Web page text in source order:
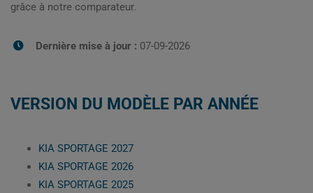
grâce à notre comparateur.
Dernière mise à jour : 07-09-2026
VERSION DU MODÈLE PAR ANNÉE
KIA SPORTAGE 2027
KIA SPORTAGE 2026
KIA SPORTAGE 2025